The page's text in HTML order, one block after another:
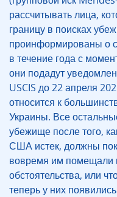
рассчитывать лица,
границу в поисках
проинформированы о
в течение года с
они подадут
USCIS до 22 апреля
относится к
Украины. Все
убежище после того,
США истек, должны
вовремя им помещали
обстоятельства, или
теперь у них